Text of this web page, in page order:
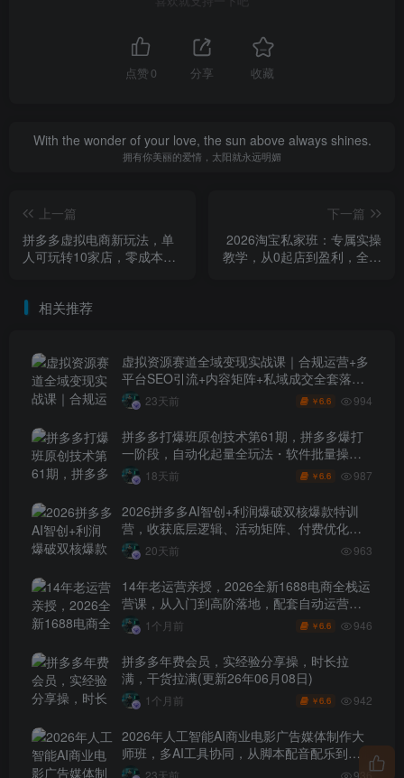
点赞 0 分享 收藏
With the wonder of your love, the sun above always shines.
拥有你美丽的爱情，太阳就永远明媚
上一篇
拼多多虚拟电商新玩法，单
人可玩转10家店，零成本、
下一篇
2026淘宝私家班：专属实操
教学，从0起店到盈利，全程
相关推荐
虚拟资源赛道全域变现实战课｜合规运营+多
平台SEO引流+内容矩阵+私域成交全套落地
玩法23天前 ￥6.6 994
拼多多打爆班原创技术第61期，拼多多爆打
一阶段，自动化起量全玩法・软件批量操
作・投产优化・大促矩阵实战课
18天前 ￥6.6 987
2026拼多多AI智创+利润爆破双核爆款特训
营，收获底层逻辑、活动矩阵、付费优化、
0-1打爆SOP
20天前 963
14年老运营亲授，2026全新1688电商全栈运
营课，从入门到高阶落地，配套自动运营表
+工具包+直播诊断等
1个月前 ￥6.6 946
拼多多年费会员，实经验分享操，时长拉
满，干货拉满(更新26年06月08日)
1个月前 ￥6.6 942
2026年人工智能AI商业电影广告媒体制作大
师班，多AI工具协同，从脚本配音配乐到电
影级短片、品牌广告全流程实战（中英字
23天前 936